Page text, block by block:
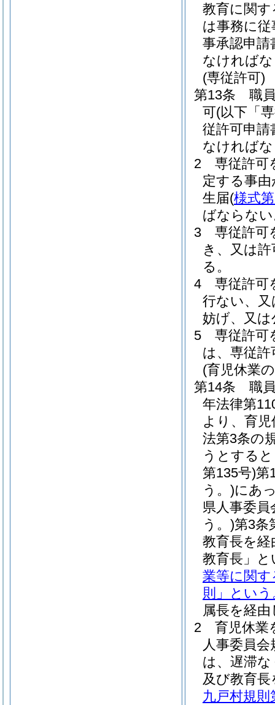
教育に関
は事務に
事承認申請
なければ
(専従許可)
第13条
職
可(以下「
従許可申請
なければ
2
専従許可
定する事
生届(様式
ばならな
3
専従許可
き、又は
る。
4
専従許可
行ない、
妨げ、又
5
専従許可
は、専従
(育児休業
第14条
職
年法律第
より、育
法第3条の
うとする
第135号)第
う。)にあ
県人事委員
う。 )第3条
教育長を経
教育長」と
業等に関す
則」という
属長を経
2
育児休業
人事委員
は、遅滞
及び教育
九戸村規則